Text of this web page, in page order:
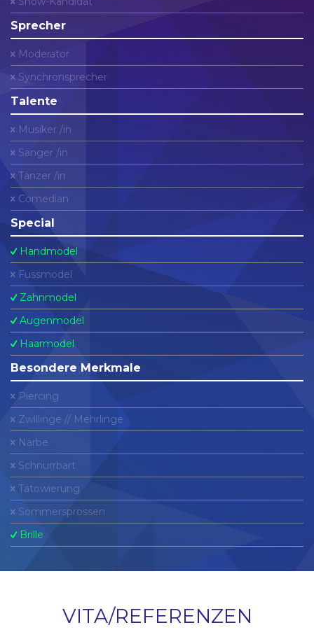
Sprecher
Moderator
Synchronsprecher
Talente
Musiker /in
Sänger /in
Tänzer /in
Comedian
Special
Handmodel
Fussmodel
Zahnmodel
Augenmodel
Haarmodel
Besondere Merkmale
Piercing
Zwillinge // Mehrlinge
Narbe
Schnurrbart
Tätowierung
Sommersprossen
Brille
VITA/REFERENZEN